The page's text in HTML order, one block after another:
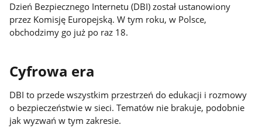
Dzień Bezpiecznego Internetu (DBI) został ustanowiony
przez Komisję Europejską. W tym roku, w Polsce,
obchodzimy go już po raz 18.
Cyfrowa era
DBI to przede wszystkim przestrzeń do edukacji i rozmowy
o bezpieczeństwie w sieci. Tematów nie brakuje, podobnie
jak wyzwań w tym zakresie.